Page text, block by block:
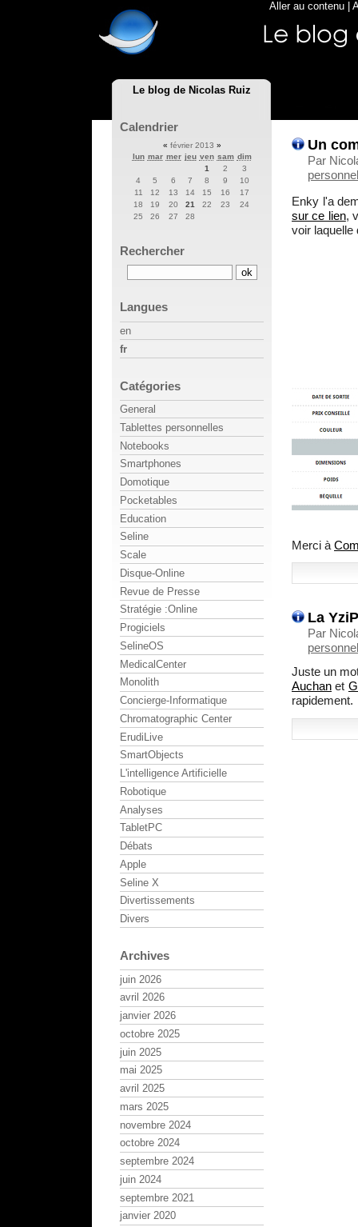
Le blog de Nicolas Ruiz
Aller au contenu
Un
Par
Enky l'a
sur ce lien,
voir laquelle
Merci à
La
Par
Juste un
Auchan et
rapidement.
Calendrier
« février 2013 »
lun mar mer jeu ven sam dim
1
2
3
4
5 6 7 8 9
10
11
12 13 14 15 16
17
18
19 20 21 22 23
24
25
26 27 28
Rechercher
Langues
en
fr
Catégories
General
Tablettes personnelles
Notebooks
Smartphones
Domotique
Pocketables
Education
Seline
Scale
Disque-Online
Revue de Presse
Stratégie :Online
Progiciels
SelineOS
MedicalCenter
Monolith
Concierge-Informatique
Chromatographic Center
ErudiLive
SmartObjects
L'intelligence Artificielle
Robotique
Analyses
TabletPC
Débats
Apple
Seline X
Divertissements
Divers
Archives
juin 2026
avril 2026
janvier 2026
octobre 2025
juin 2025
mai 2025
avril 2025
mars 2025
novembre 2024
octobre 2024
septembre 2024
juin 2024
septembre 2021
janvier 2020